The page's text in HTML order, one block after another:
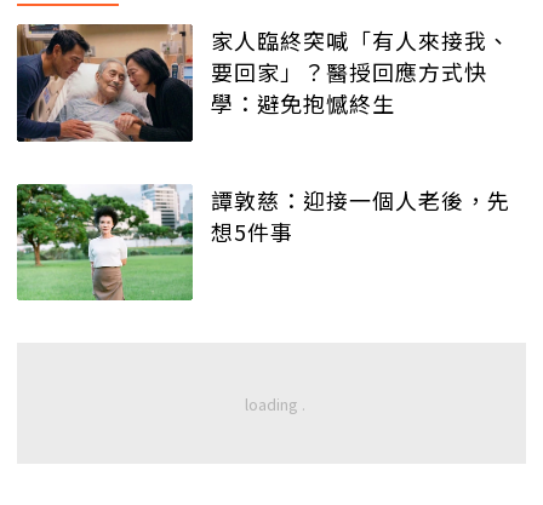
家人臨終突喊「有人來接我、
要回家」？醫授回應方式快
學：避免抱憾終生
譚敦慈：迎接一個人老後，先
想5件事